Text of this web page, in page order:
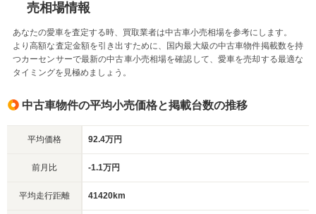
売相場情報
あなたの愛車を査定する時、買取業者は中古車小売相場を参考にします。
より高額な査定金額を引き出すために、国内最大級の中古車物件掲載数を持
つカーセンサーで最新の中古車小売相場を確認して、愛車を売却する最適な
タイミングを見極めましょう。
中古車物件の平均小売価格と掲載台数の推移
平均価格 92.4万円
前月比 -1.1万円
平均走行距離 41420km